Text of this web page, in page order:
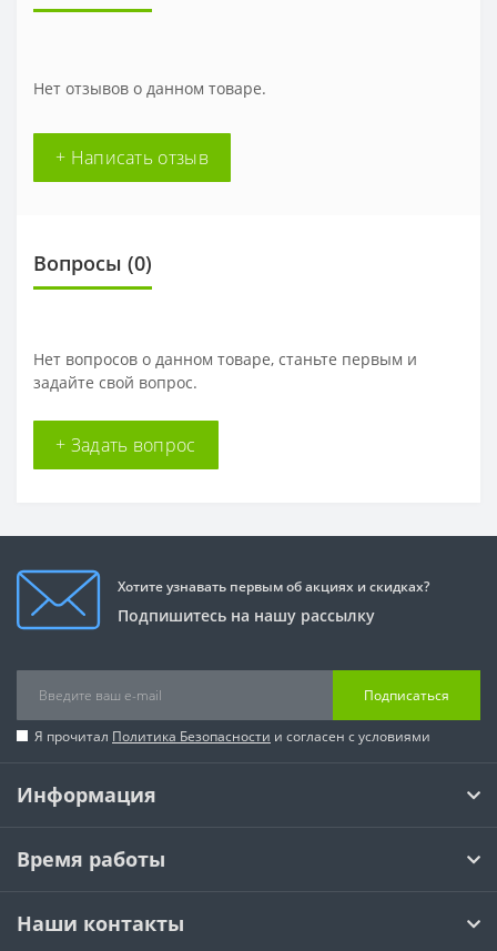
Нет отзывов о данном товаре.
+ Написать отзыв
Вопросы (0)
Нет вопросов о данном товаре, станьте первым и
задайте свой вопрос.
+ Задать вопрос
Хотите узнавать первым об акциях и скидках?
Подпишитесь на нашу рассылку
Подписаться
Я прочитал Политика Безопасности и согласен с условиями
Информация
Время работы
Наши контакты